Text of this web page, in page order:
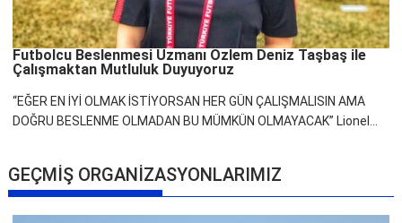
Futbolcu Beslenmesi Uzmanı Özlem Deniz Taşbaş ile
Çalışmaktan Mutluluk Duyuyoruz
“EĞER EN İYİ OLMAK İSTİYORSAN HER GÜN ÇALIŞMALISIN AMA
DOĞRU BESLENME OLMADAN BU MÜMKÜN OLMAYACAK” Lionel...
GEÇMİŞ ORGANİZASYONLARIMIZ